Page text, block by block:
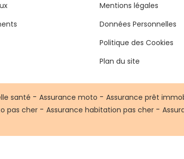
Mentions légales
Données Personnelles
Politique des Cookies
Plan du site
santé - Assurance moto - Assurance prêt
pas cher - Assurance habitation pas cher -